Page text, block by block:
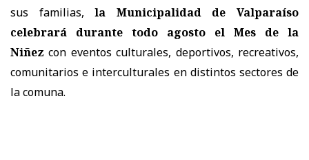
sus familias,la Municipalidad de Valparaíso
celebrará durante todo agosto el Mes de la
Niñez con eventos culturales, deportivos, recreativos,
comunitarios e interculturales en distintos sectores de
la comuna.